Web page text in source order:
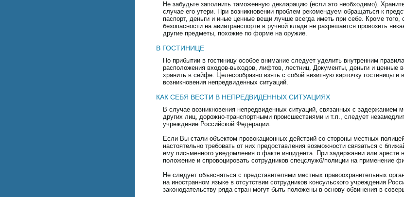
Не забудьте заполнить таможенную декларацию (если это необходимо).
случае его утери. При возникновении проблем рекомендуем обращаться к
паспорт, деньги и иные ценные вещи лучше всегда иметь при себе. Кроме
безопасности на авиатранспорте в ручной клади не разрешается провозить
другие предметы, похожие по форме на оружие.
В ГОСТИНИЦЕ
По прибытии в гостиницу особое внимание следует уделить внутренним
расположения входов-выходов, лифтов, лестниц. Документы, деньги и ценные
хранить в сейфе. Целесообразно взять с собой визитную карточку гостиницы
возникновения непредвиденных ситуаций.
КАК СЕБЯ ВЕСТИ В НЕПРЕДВИДЕННЫХ СИТУАЦИЯХ
В случае возникновения непредвиденных ситуаций, связанных с задержанием
других лиц, дорожно-транспортными происшествиями и т.п., следует
учреждение Российской Федерации.
Если Вы стали объектом провокационных действий со стороны местных
настоятельно требовать от них предоставления возможности связаться с
ему письменного уведомления о факте инцидента. При задержании или аресте
положение и спровоцировать сотрудников спецслужб/полиции на применение
Не следует объясняться с представителями местных правоохранительных
на иностранном языке в отсутствии сотрудников консульского учреждения
законодательству ряда стран могут быть положены в основу обвинения в